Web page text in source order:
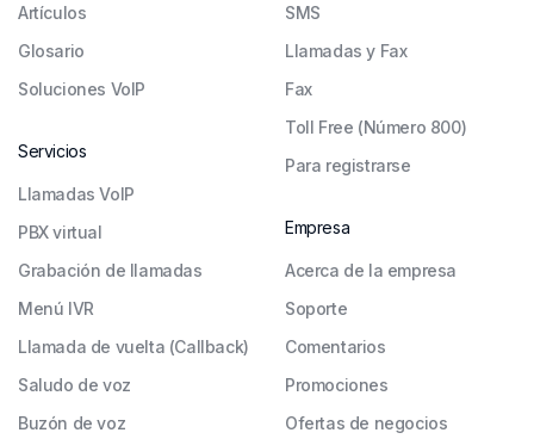
Artículos
Glosario
Soluciones VoIP
Servicios
Llamadas VoIP
PBX virtual
Grabación de llamadas
Menú IVR
Llamada de vuelta (Callback)
Saludo de voz
Buzón de voz
SMS
Llamadas y Fax
Fax
Toll Free (Número 800)
Para registrarse
Empresa
Acerca de la empresa
Soporte
Comentarios
Promociones
Ofertas de negocios